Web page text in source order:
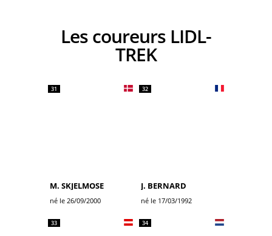
Les coureurs LIDL-
TREK
31
M. SKJELMOSE
né le 26/09/2000
32
J. BERNARD
né le 17/03/1992
33 34